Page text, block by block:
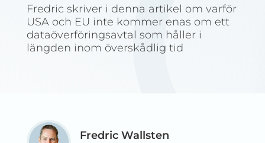
Fredric skriver i denna artikel om varför
USA och EU inte kommer enas om ett
dataöverföringsavtal som håller i
längden inom överskådlig tid
Fredric Wallsten